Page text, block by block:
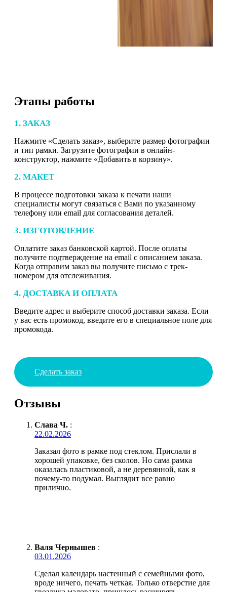
Этапы работы
1. ЗАКАЗ
Нажмите «Сделать заказ», выберите размер фотографии
и тип рамки. Загрузите фотографии в онлайн-
конструктор, нажмите «Добавить в корзину».
2. МАКЕТ
В процессе подготовки заказа к печати наши
специалисты могут связаться с Вами по указанному
телефону или email для согласования деталей.
3. ИЗГОТОВЛЕНИЕ
Оплатите заказ банковской картой. После оплаты
получите подтверждение на email с описанием заказа.
Когда отправим заказ вы получите письмо с трек-
номером для отслеживания.
4. ДОСТАВКА И ОПЛАТА
Введите адрес и выберите способ доставки заказа. Если
у вас есть промокод, введите его в специальное поле для
промокода.
Сделать заказ
Отзывы
Слава Ч. :
22.02.2026
Заказал фото в рамке под стеклом. Прислали в
хорошей упаковке, без сколов. Но сама рамка
оказалась пластиковой, а не деревянной, как я
почему-то подумал. Выглядит все равно
прилично.
Валя Чернышев :
03.01.2026
Сделал календарь настенный с семейными фото,
вроде ничего, печать четкая. Только отверстие для